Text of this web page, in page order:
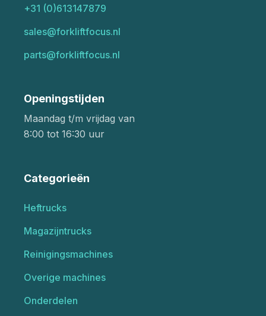
+31 (0)613147879
sales@forkliftfocus.nl
parts@forkliftfocus.nl
Openingstijden
Maandag t/m vrijdag van
8:00 tot 16:30 uur
Categorieën
Heftrucks
Magazijntrucks
Reinigingsmachines
Overige machines
Onderdelen